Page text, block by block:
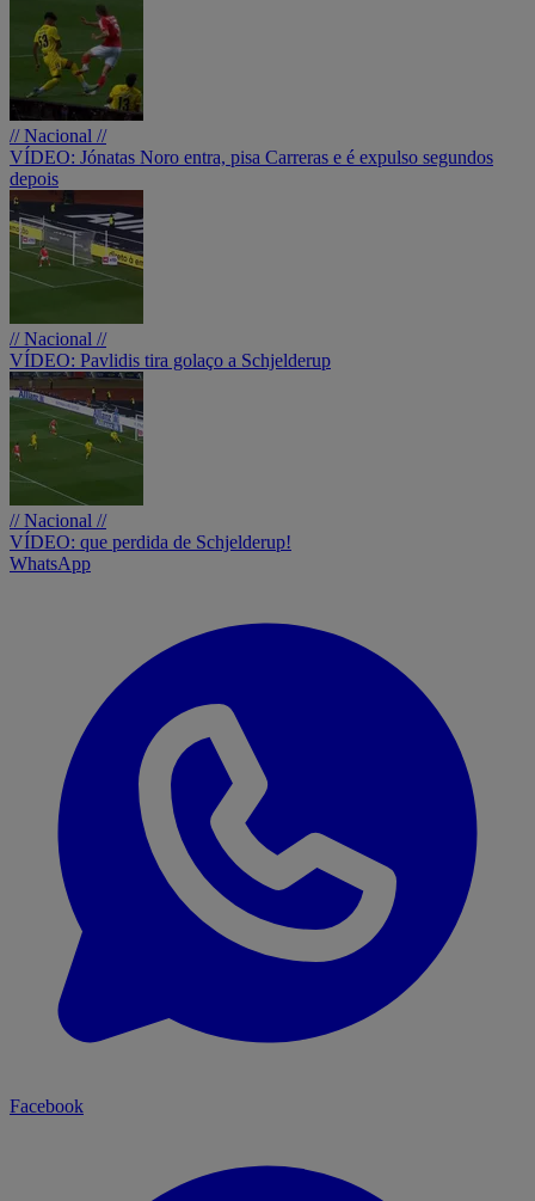
// Nacional //
VÍDEO: Jónatas Noro entra, pisa Carreras e é expulso segundos
depois
// Nacional //
VÍDEO: Pavlidis tira golaço a Schjelderup
// Nacional //
VÍDEO: que perdida de Schjelderup!
WhatsApp
Facebook